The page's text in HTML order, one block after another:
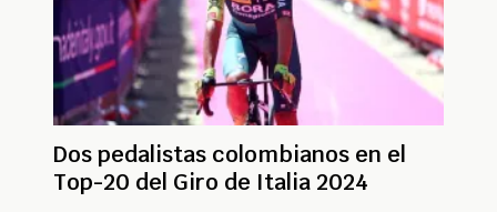
Dos pedalistas colombianos en el
Top-20 del Giro de Italia 2024